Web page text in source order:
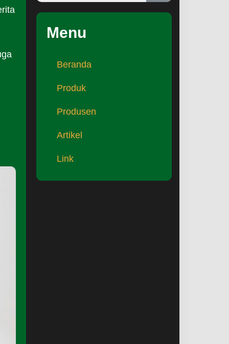
Menu
Beranda
Produk
Produsen
Artikel
Link